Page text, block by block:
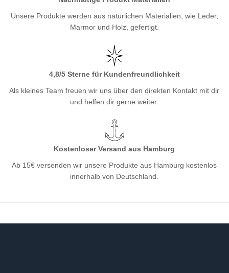
Unsere Produkte werden aus natürlichen Materialien, wie Leder,
Marmor und Holz, gefertigt.
4,8/5 Sterne für Kundenfreundlichkeit
Als kleines Team freuen wir uns über den direkten Kontakt mit dir
und helfen dir gerne weiter.
Kostenloser Versand aus Hamburg
Ab 15€ versenden wir unsere Produkte aus Hamburg kostenlos
innerhalb von Deutschland.